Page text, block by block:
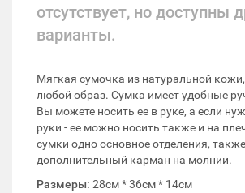
отсутствует, но доступны
варианты.
Мягкая сумочка из натуральной
любой образ. Сумка имеет удобные
Вы можете носить ее в руке, а если
руки - ее можно носить также и на
сумки одно основное отделения,
дополнительный карман на молнии.
Размеры: 28см * 36см * 14см